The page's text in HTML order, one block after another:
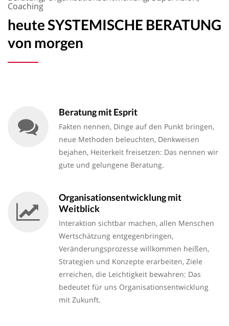
Coaching
heute SYSTEMISCHE BERATUNG
von morgen
Beratung mit Esprit
Fakten nennen, Dinge auf den Punkt bringen,
neue Methoden beleuchten, Denkweisen
bejahen, Heiterkeit freisetzen: Das nennen wir
gute und gelungene Beratung.
Organisationsentwicklung mit
Weitblick
Interaktion sichtbar machen, allen Menschen
Wertschätzung entgegenbringen,
Veränderungsprozesse willkommen heißen,
Strategien und Konzepte erarbeiten, Ziele
erreichen, die Leichtigkeit bewahren: Das
bedeutet für uns Organisationsentwicklung
mit Zukunft.